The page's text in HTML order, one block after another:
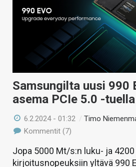
KAUPPA
HAKU
Samsungilta uusi 990
asema PCIe 5.0 -tuella
6.2.2024 - 01:32 /Timo
Kommentit (7)
Jopa 5000 Mt/s:n luku- ja
kirjoitusnopeuksiin yltävä 990